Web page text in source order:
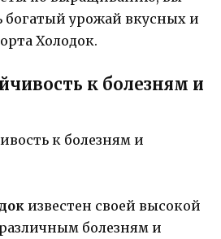
богатый урожай вкусных и
Холодок.
к болезням и
известен своей высокой
болезням и